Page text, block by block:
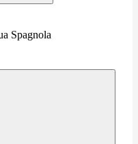
Spagnola